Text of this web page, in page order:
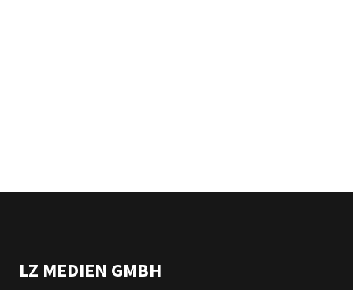
LZ MEDIEN GMBH